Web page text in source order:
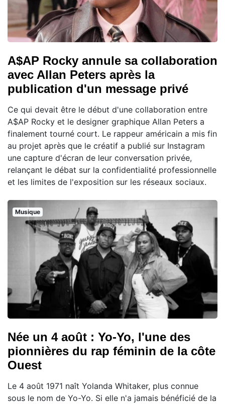
A$AP Rocky annule sa collaboration
avec Allan Peters après la
publication d'un message privé
Ce qui devait être le début d'une collaboration entre
A$AP Rocky et le designer graphique Allan Peters a
finalement tourné court. Le rappeur américain a mis fin
au projet après que le créatif a publié sur Instagram
une capture d'écran de leur conversation privée,
relançant le débat sur la confidentialité professionnelle
et les limites de l'exposition sur les réseaux sociaux.
Musique
Née un 4 août : Yo-Yo, l'une des
pionnières du rap féminin de la côte
Ouest
Le 4 août 1971 naît Yolanda Whitaker, plus connue
sous le nom de Yo-Yo. Si elle n'a jamais bénéficié de la